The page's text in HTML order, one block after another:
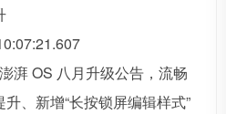
湃 OS 八月升级公告，流畅
、新增“长按锁屏编辑样式”